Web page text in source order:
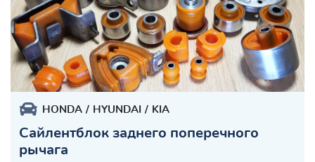
HONDA HYUNDAI KIA
Сайлентблок заднего поперечного
рычага